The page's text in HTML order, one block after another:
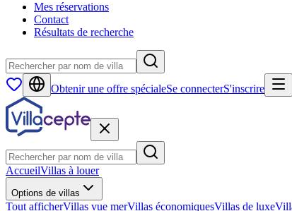
Mes réservations
Contact
Résultats de recherche
Obtenir une offre spécialeSe connecterS'inscrire
AccueilVillas à louer
Options de villas
Tout afficherVillas vue merVillas économiquesVillas de luxe